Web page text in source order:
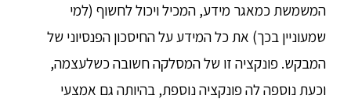
המשמשת כמאגר מידע, המכיל ויכול לחשוף (למי
שמעוניין בכך) את כל המידע על החיסכון הפנסיוני של
המבקש. פונקציה זו של המסלקה חשובה כשלעצמה,
וכעת נוספה לה פונקציה נוספת, בהיותה גם אמצעי